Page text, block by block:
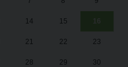
14 15 16
21 22 23
28 29 30